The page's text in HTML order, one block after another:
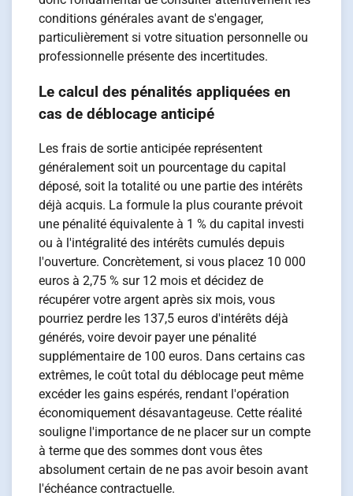
conditions générales avant de s'engager,
particulièrement si votre situation personnelle ou
professionnelle présente des incertitudes.
Le calcul des pénalités appliquées en
cas de déblocage anticipé
Les frais de sortie anticipée représentent
généralement soit un pourcentage du capital
déposé, soit la totalité ou une partie des intérêts
déjà acquis. La formule la plus courante prévoit
une pénalité équivalente à 1 % du capital investi
ou à l'intégralité des intérêts cumulés depuis
l'ouverture. Concrètement, si vous placez 10 000
euros à 2,75 % sur 12 mois et décidez de
récupérer votre argent après six mois, vous
pourriez perdre les 137,5 euros d'intérêts déjà
générés, voire devoir payer une pénalité
supplémentaire de 100 euros. Dans certains cas
extrêmes, le coût total du déblocage peut même
excéder les gains espérés, rendant l'opération
économiquement désavantageuse. Cette réalité
souligne l'importance de ne placer sur un compte
à terme que des sommes dont vous êtes
absolument certain de ne pas avoir besoin avant
l'échéance contractuelle.